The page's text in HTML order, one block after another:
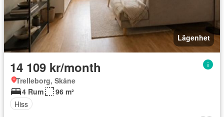
Lägenhet
14 109 kr/month
Trelleborg, Skåne
4 Rum
96 m²
Hiss